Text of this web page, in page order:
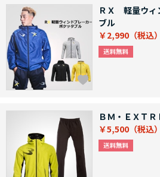
ＲＸ 軽量ウィ
ブル
￥2,990
ＢＭ・ＥＸＴ
￥5,500